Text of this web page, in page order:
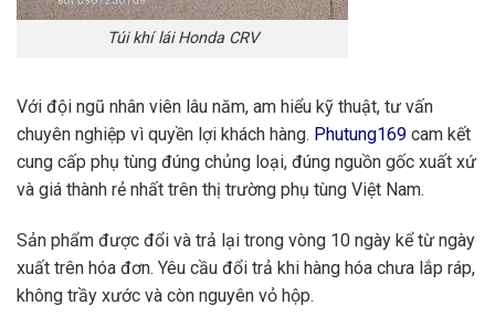
Túi khí lái Honda CRV
Với đội ngũ nhân viên lâu năm, am hiểu kỹ thuật, tư vấn
chuyên nghiệp vì quyền lợi khách hàng. Phutung169 cam kết
cung cấp phụ tùng đúng chủng loại, đúng nguồn gốc xuất xứ
và giá thành rẻ nhất trên thị trường phụ tùng Việt Nam.
Sản phẩm được đổi và trả lại trong vòng 10 ngày kể từ ngày
xuất trên hóa đơn. Yêu cầu đổi trả khi hàng hóa chưa lắp ráp,
không trầy xước và còn nguyên vỏ hộp.